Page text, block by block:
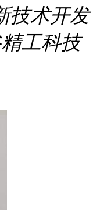
技术开发
工科技